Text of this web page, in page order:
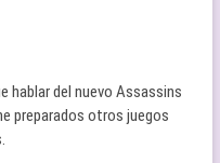
hablar del nuevo Assassins
preparados otros juegos